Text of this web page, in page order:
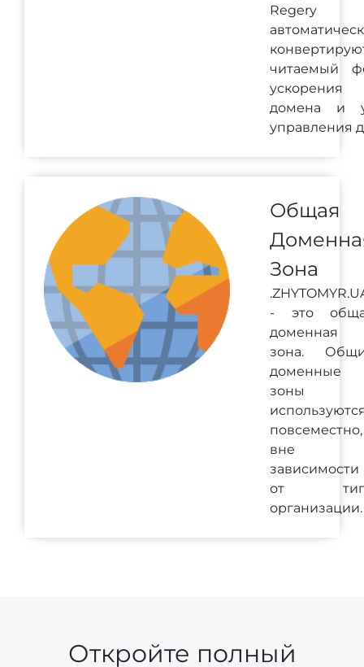
Regery
читаемый
домена и
управления
Общая
Зона
- это
доменная
зона.
доменные
зоны
повсеместно,
вне
зависимости
от
организации.
Откройте полный